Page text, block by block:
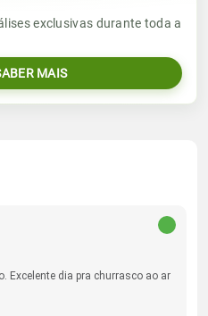
Umidade do ar
48%80%
Lua
Umidade do ar
Vento
ENE - 11km/h
exclusivas durante toda a
MAIS
Excelente dia pra churrasco ao ar